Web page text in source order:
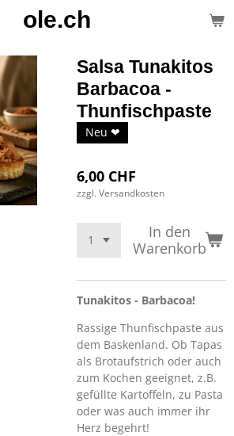
ole.ch
Salsa Tunakitos
Barbacoa -
Thunfischpaste
Neu ❤
6,00 CHF
zzgl. Versandkosten
In den
Warenkorb
Tunakitos - Barbacoa!
Rassige Thunfischpaste aus
dem Baskenland. Ob Tapas
als Brotaufstrich oder auch
zum Kochen geeignet, z.B.
gefüllte Kartoffeln, zu Pasta
oder was auch immer ihr
Herz begehrt!